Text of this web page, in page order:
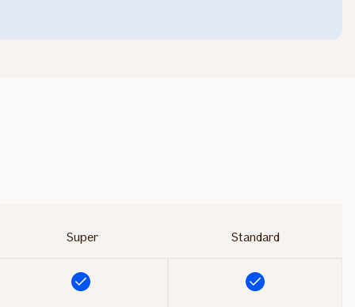
Super Standard
Inkluderet Inkluderet